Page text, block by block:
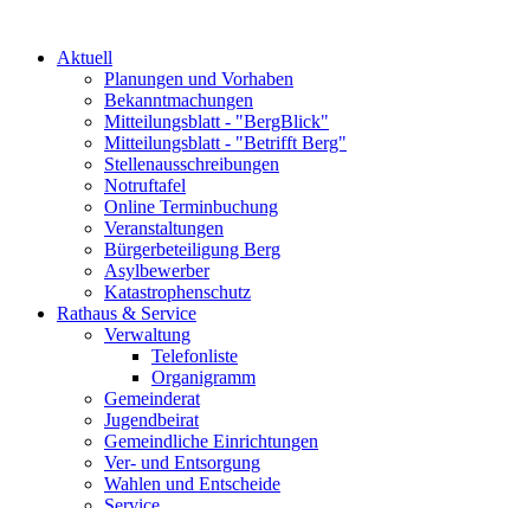
Aktuell
Planungen und Vorhaben
Bekanntmachungen
Mitteilungsblatt - "BergBlick"
Mitteilungsblatt - "Betrifft Berg"
Stellenausschreibungen
Notruftafel
Online Terminbuchung
Veranstaltungen
Bürgerbeteiligung Berg
Asylbewerber
Katastrophenschutz
Rathaus & Service
Verwaltung
Telefonliste
Organigramm
Gemeinderat
Jugendbeirat
Gemeindliche Einrichtungen
Ver- und Entsorgung
Wahlen und Entscheide